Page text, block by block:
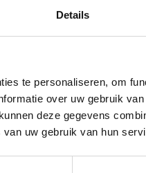
Details
te personaliseren, om
over uw gebruik
deze gegevens
uw gebruik van hun